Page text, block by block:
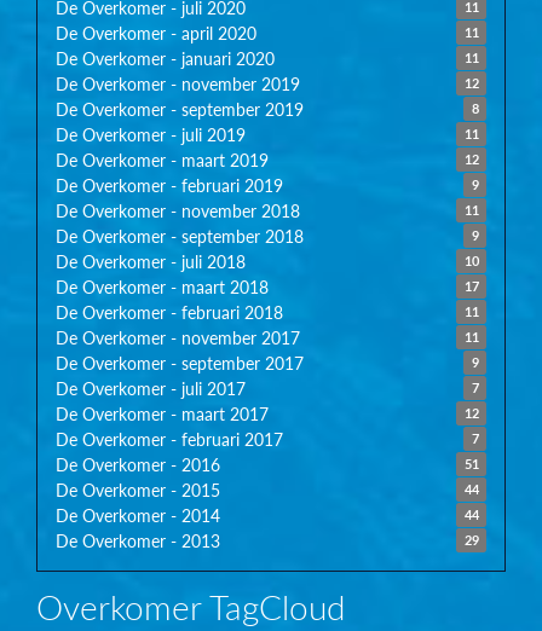
11
De Overkomer - juli 2020
11
De Overkomer - april 2020
11
De Overkomer - januari 2020
12
De Overkomer - november 2019
8
De Overkomer - september 2019
11
De Overkomer - juli 2019
12
De Overkomer - maart 2019
9
De Overkomer - februari 2019
11
De Overkomer - november 2018
9
De Overkomer - september 2018
10
De Overkomer - juli 2018
17
De Overkomer - maart 2018
11
De Overkomer - februari 2018
11
De Overkomer - november 2017
9
De Overkomer - september 2017
7
De Overkomer - juli 2017
12
De Overkomer - maart 2017
7
De Overkomer - februari 2017
51
De Overkomer - 2016
44
De Overkomer - 2015
44
De Overkomer - 2014
29
De Overkomer - 2013
Overkomer TagCloud